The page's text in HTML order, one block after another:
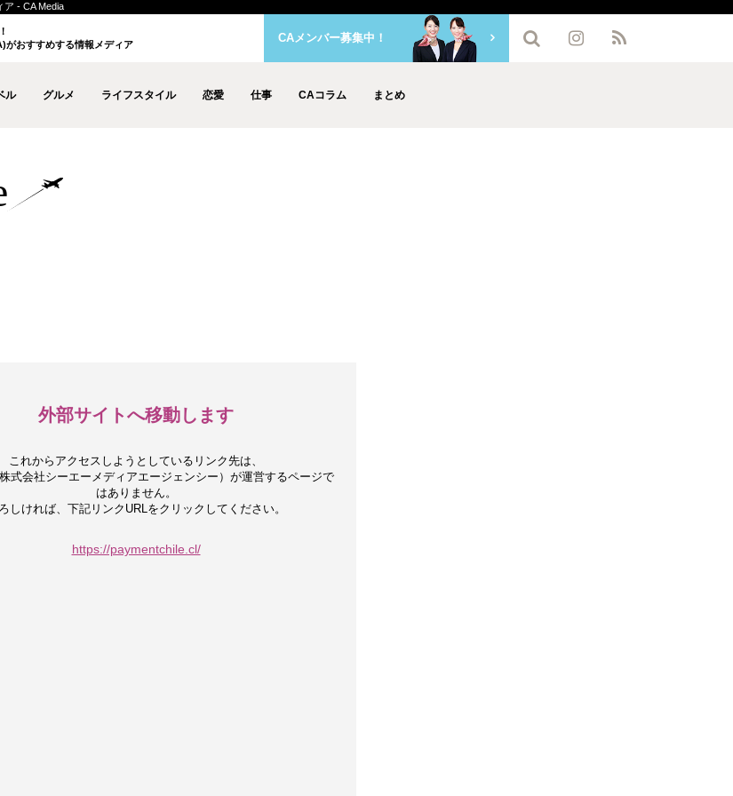
ア - CA Media
がおすすめする情報メディア
ル グルメ ライフスタイル 恋愛 仕事 CAコラム まとめ
CAメンバー募集中！
外部サイトへ移動します
これからアクセスしようとしているリンク先は、
式会社シーエーメディアエージェンシー）が運営するページで
はありません。
しければ、下記リンクURLをクリックしてください。
https://paymentchile.cl/